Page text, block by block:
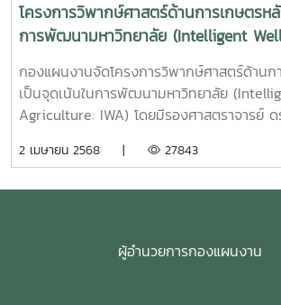
โครงการวิพากษ์ศาสตร์ด้านการเกษตรห
การพัฒนามหาวิทยาลัย (Intelligent
Agriculture: IWA)
กองแผนงานจัดโครงการวิพากษ์ศาสตร์ด้านก
เป็นจุดเน้นในการพัฒนามหาวิทยาลัย
Agriculture: IWA) โดยมีรองศาสตราจารย์
หมาย เพื่อการพัฒนามหาวิทยาลัยแม่โจ้ และศา
วิเคราะห์นโยบายและแผนอาวุโส หัวหน้างานส
อาหาร สำนักงานพัฒนาการวิจัยการเกษตร (
2 เมษายน 2568 | 27843
ผู้อำนวยการกองแผนงาน